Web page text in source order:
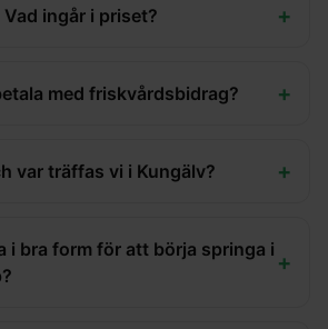
Vad ingår i priset? +
med friskvårdsbidrag? +
var träffas vi i Kungälv? +
i bra form för att börja springa i +